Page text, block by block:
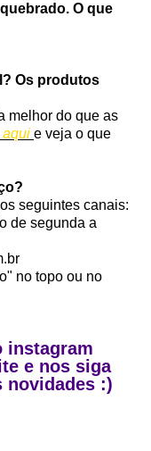
O que
Os produtos
melhor do que as
aqui e veja o que
seguintes canais:
de segunda a
no topo ou no
instagram
e nos siga
novidades :)